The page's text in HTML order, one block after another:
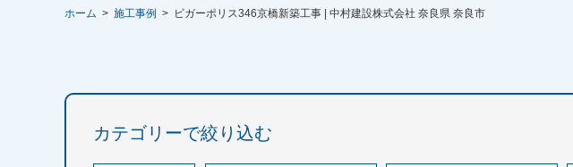
ホーム > 施工事例 > ビガーポリス346京橋新築工事 | 中村建設株式会社 奈良県 奈良市
カテゴリーで絞り込む